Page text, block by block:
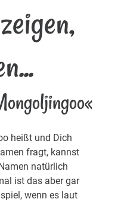
heißt und Dich
fragt, kannst
natürlich
ist das aber gar
wenn es laut